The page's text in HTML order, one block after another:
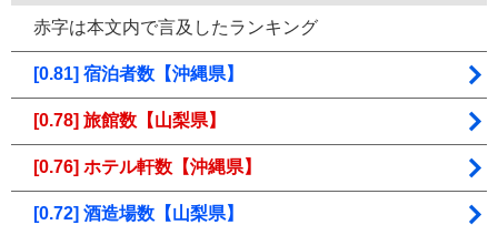
赤字は本文内で言及したランキング
[0.81] 宿泊者数【沖縄県】
[0.78] 旅館数【山梨県】
[0.76] ホテル軒数【沖縄県】
[0.72] 酒造場数【山梨県】